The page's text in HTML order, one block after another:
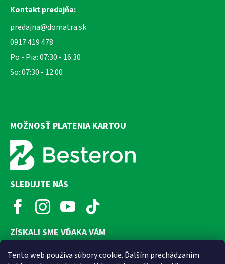
Tento web používa súbory cookie. Ďalším prechádzaním
Kontakt predajňa:
predajna@domatra.sk
0917 419 478
Po - Pia: 07:30 - 16:30
So: 07:30 - 12:00
MOŽNOSŤ PLATENIA KARTOU
SLEDUJTE NÁS
ZÍSKALI SME VĎAKA VÁM